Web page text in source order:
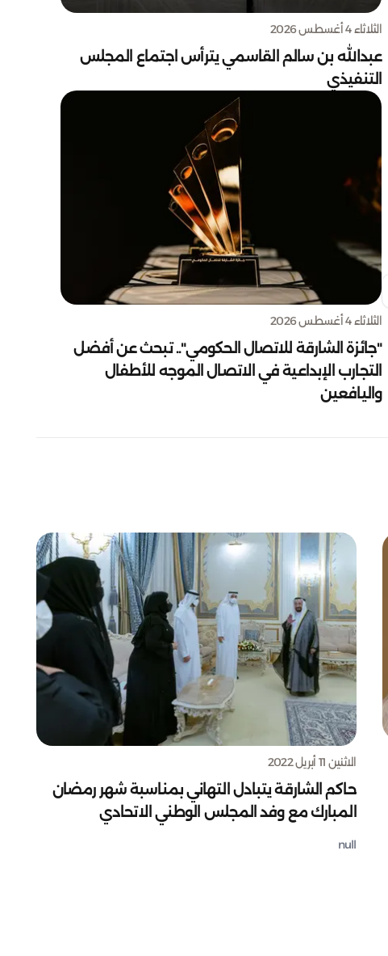
الثلاثاء 4 أغسطس 2026
عبدالله بن سالم القاسمي يترأس اجتماع المجلس
التنفيذي
الثلاثاء 4 أغسطس 2026
"جائزة الشارقة للاتصال الحكومي".. تبحث عن أفضل
التجارب الإبداعية في الاتصال الموجه للأطفال
واليافعين
الاثنين 11 أبريل 2022
حاكم الشارقة يتبادل التهاني بمناسبة شهر رمضان
المبارك مع وفد المجلس الوطني الاتحادي
null